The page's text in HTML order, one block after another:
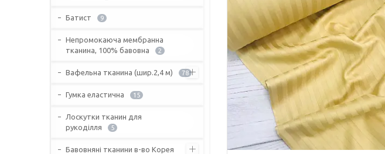
Батист 9
Непромокаюча мембранна
тканина, 100% бавовна
2
Вафельна тканина (шир.2,4 м) 78
Гумка еластична 15
Лоскутки тканин для
рукоділля
5
Бавовняні тканини в-во Корея